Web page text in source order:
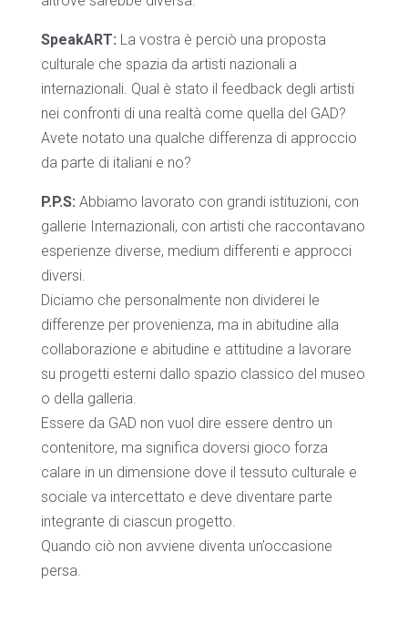
SpeakART: La vostra è perciò una proposta
culturale che spazia da artisti nazionali a
internazionali. Qual è stato il feedback degli artisti
nei confronti di una realtà come quella del GAD?
Avete notato una qualche differenza di approccio
da parte di italiani e no?
P.P.S: Abbiamo lavorato con grandi istituzioni, con
gallerie Internazionali, con artisti che raccontavano
esperienze diverse, medium differenti e approcci
diversi.
Diciamo che personalmente non dividerei le
differenze per provenienza, ma in abitudine alla
collaborazione e abitudine e attitudine a lavorare
su progetti esterni dallo spazio classico del museo
o della galleria.
Essere da GAD non vuol dire essere dentro un
contenitore, ma significa doversi gioco forza
calare in un dimensione dove il tessuto culturale e
sociale va intercettato e deve diventare parte
integrante di ciascun progetto.
Quando ciò non avviene diventa un’occasione
persa.